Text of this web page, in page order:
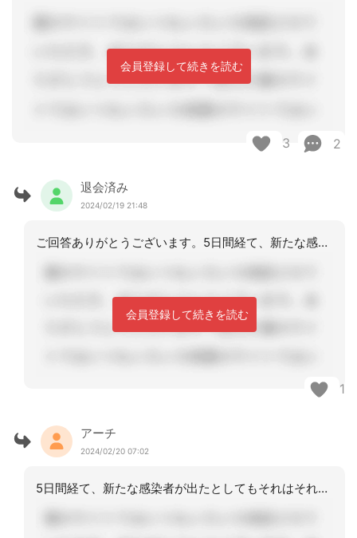
会員登録して続きを読む
3 2
退会済み
2024/02/19 21:48
ご回答ありがとうございます。5日間経て、新たな感染者が出たとしてもそれはそれで仕
会員登録して続きを読む
1
アーチ
2024/02/20 07:02
5日間経て、新たな感染者が出たとしてもそれはそれで仕方のないことですと言う考え方